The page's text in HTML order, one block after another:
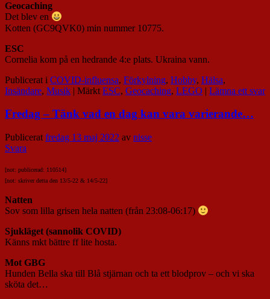
Geocaching
Det blev en
Kotten (GC9QVK0) min nummer10775.
ESC
Cornelia kom på en hedrande 4:e plats. Ukraina vann.
Publicerat i COVID-influensa, Förkylning, Hobby, Hälsa,
Insändare, Musik | Märkt ESC, Geocaching, LEGO | Lämna ett svar
Fredag – Tänk vad en dag kan vara varierande…
Publicerat fredag 13 maj 2022 av nisse
Svara
[not: publicerad: 110514]
[not: skriver detta den 13/5-22 & 14/5-22]
Natten
Sov som lilla grisen hela natten (från 23:08-06:17)
Sjukläget (sannolik COVID)
Känns mkt bättre ff lite hosta.
Mot GBG
Hunden Bella ska till Blå stjärnan och ta ett blodprov – och vi ska
sköta det…